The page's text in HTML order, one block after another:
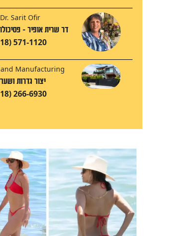
Dr. Sarit Ofir
דר שרית אופיר -
571-1120
Manufacturing
יצור גדרות
266-6930